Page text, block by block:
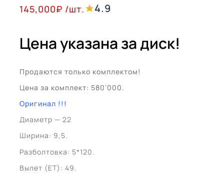
145,000₽ /шт. 4.9
Цена указана за диск!
Продаются только комплектом!
Цена за комплект: 580’000.
Оригинал !!!
Диаметр — 22
Ширина: 9,5.
Разболтовка: 5*120.
Вылет (ЕТ): 49.